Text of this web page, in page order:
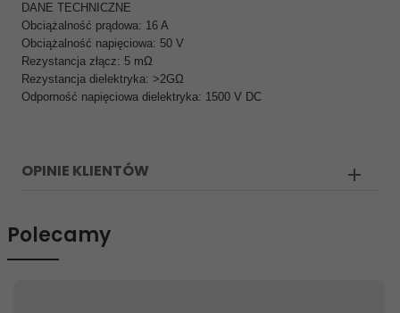
DANE TECHNICZNE
Obciążalność prądowa: 16 A
Obciążalność napięciowa: 50 V
Rezystancja złącz: 5 mΩ
Rezystancja dielektryka: >2GΩ
Odporność napięciowa dielektryka: 1500 V DC
OPINIE KLIENTÓW
Polecamy